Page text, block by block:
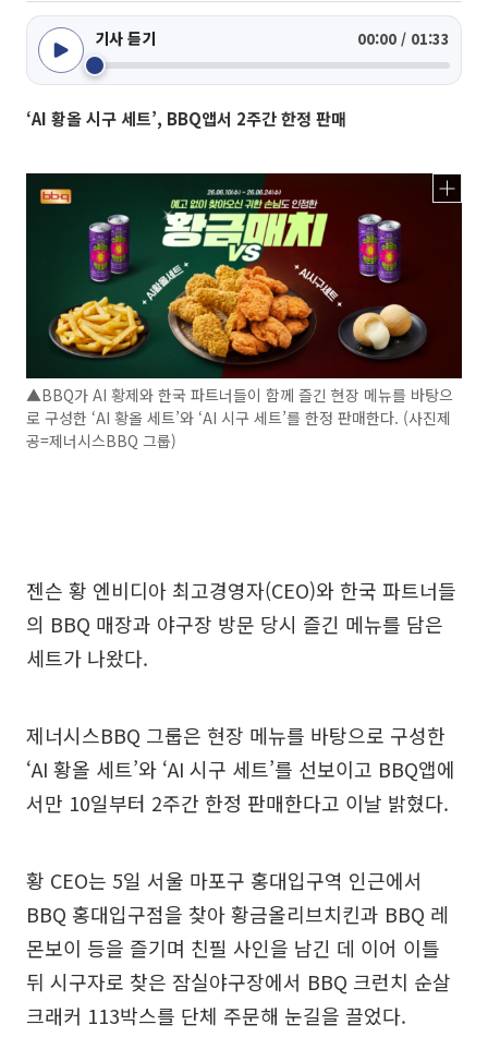
기사 듣기 00:00 / 01:33
‘AI 황올 시구 세트’, BBQ앱서 2주간 한정 판매
▲BBQ가 AI 황제와 한국 파트너들이 함께 즐긴 현장 메뉴를 바탕으
로 구성한 ‘AI 황올 세트’와 ‘AI 시구 세트’를 한정 판매한다. (사진제
공=제너시스BBQ 그룹)
젠슨 황 엔비디아 최고경영자(CEO)와 한국 파트너들
의 BBQ 매장과 야구장 방문 당시 즐긴 메뉴를 담은
세트가 나왔다.
제너시스BBQ 그룹은 현장 메뉴를 바탕으로 구성한
‘AI 황올 세트’와 ‘AI 시구 세트’를 선보이고 BBQ앱에
서만 10일부터 2주간 한정 판매한다고 이날 밝혔다.
황 CEO는 5일 서울 마포구 홍대입구역 인근에서
BBQ 홍대입구점을 찾아 황금올리브치킨과 BBQ 레
몬보이 등을 즐기며 친필 사인을 남긴 데 이어 이틀
뒤 시구자로 찾은 잠실야구장에서 BBQ 크런치 순살
크래커 113박스를 단체 주문해 눈길을 끌었다.